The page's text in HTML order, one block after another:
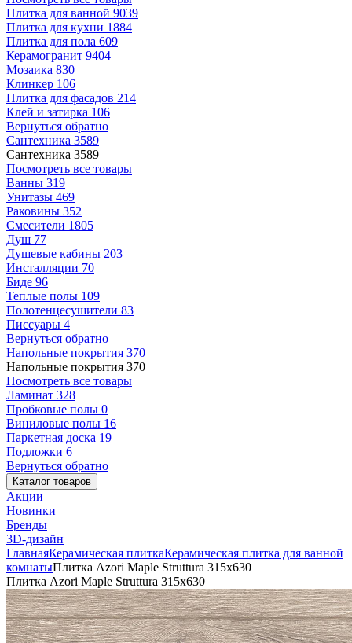
Плитка для ванной 9039
Плитка для кухни 1884
Плитка для пола 609
Керамогранит 9404
Мозаика 830
Клинкер 106
Плитка для фасадов 214
Клей и затирка 106
Вернуться обратно
Сантехника 3589
Сантехника 3589
Посмотреть все товары
Ванны 319
Унитазы 469
Раковины 352
Смесители 1805
Душ 77
Душевые кабины 203
Инсталляции 70
Биде 96
Теплые полы 109
Полотенцесушители 83
Писсуары 4
Вернуться обратно
Напольные покрытия 370
Напольные покрытия 370
Посмотреть все товары
Ламинат 328
Пробковые полы 0
Виниловые полы 16
Паркетная доска 19
Подложки 6
Вернуться обратно
Каталог товаров
Акции
Новинки
Бренды
3D-дизайн
ГлавнаяКерамическая плиткаКерамическая плитка для ванной
комнатыПлитка Azori Maple Struttura 315x630
Плитка Azori Maple Struttura 315x630